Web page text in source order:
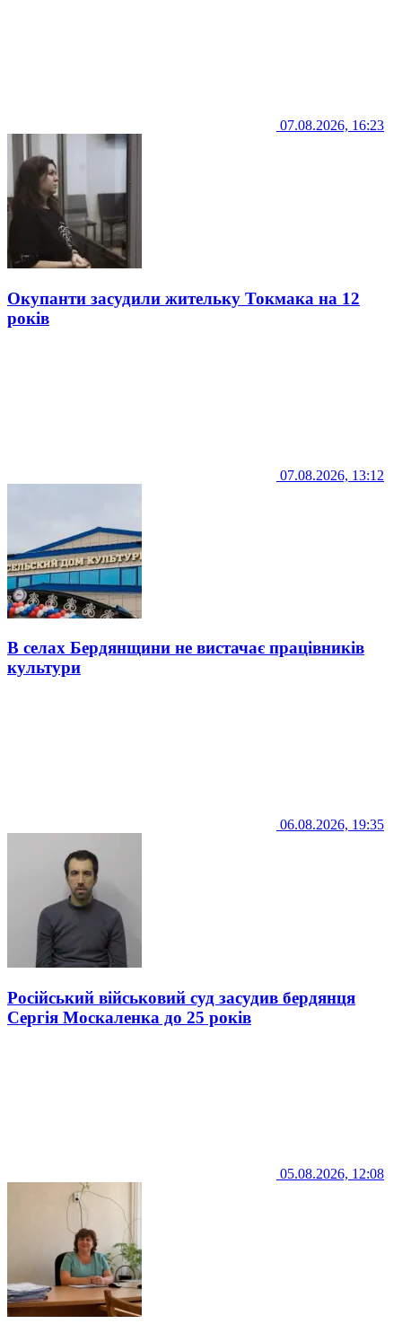
07.08.2026, 16:23
Окупанти засудили жительку Токмака на 12
років
07.08.2026, 13:12
В селах Бердянщини не вистачає працівників
культури
06.08.2026, 19:35
Російський військовий суд засудив бердянця
Сергія Москаленка до 25 років
05.08.2026, 12:08